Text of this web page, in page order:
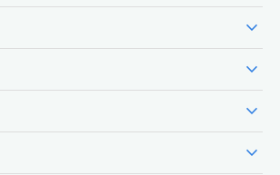
expand_more
expand_more
expand_more
expand_more